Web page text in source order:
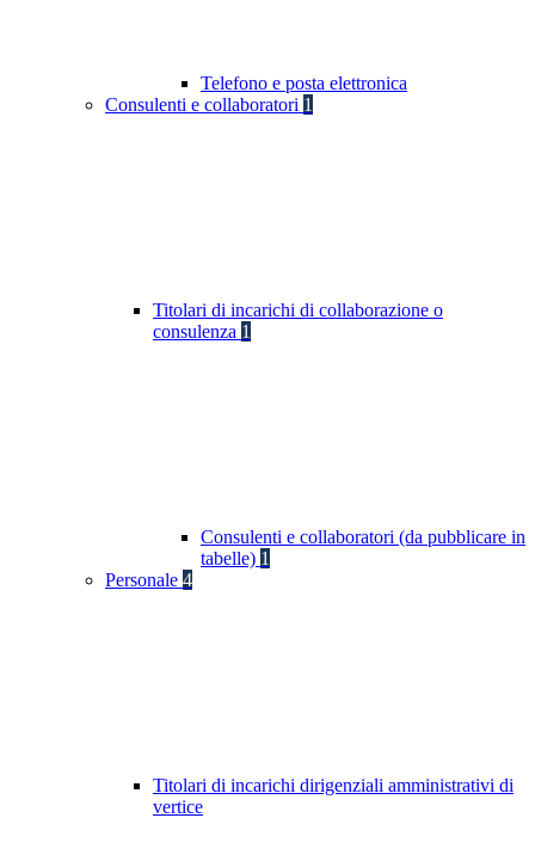
Telefono e posta elettronica
Consulenti e collaboratori 1
Titolari di incarichi di collaborazione o
consulenza 1
Consulenti e collaboratori (da pubblicare in
tabelle) 1
Personale 4
Titolari di incarichi dirigenziali amministrativi di
vertice